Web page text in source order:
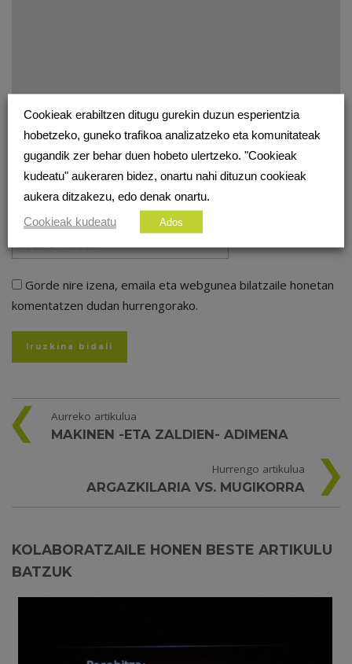
Gorde nire izena, emaila eta webgunea bilatzaile honetan
komentatzen dudan hurrengorako.
Aurreko artikulua
MAKINEN -ETA ZALDIEN- ADIMENA
Hurrengo artikulua
ARGAZKILARIA VS. MUGIKORRA
KOLABORATZAILE HONEN BESTE ARTIKULU
BATZUK
Cookieak erabiltzen ditugu gurekin duzun esperientzia
hobetzeko, guneko trafikoa analizatzeko eta komunitateak
gugandik zer behar duen hobeto ulertzeko. "Cookieak
kudeatu" aukeraren bidez, onartu nahi dituzun cookieak
aukera ditzakezu, edo denak onartu.
Cookieak kudeatu
Ados